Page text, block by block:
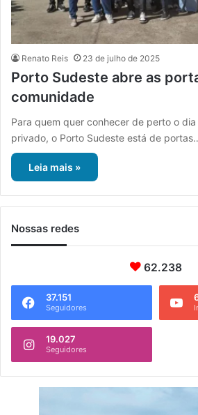
Renato Reis 23 de julho de 2025
Porto Sudeste abre as
comunidade
Para quem quer conhecer de perto o
privado, o Porto Sudeste está de
Leia mais »
Nossas redes
62.238
37.151
Seguidores
19.027
Seguidores